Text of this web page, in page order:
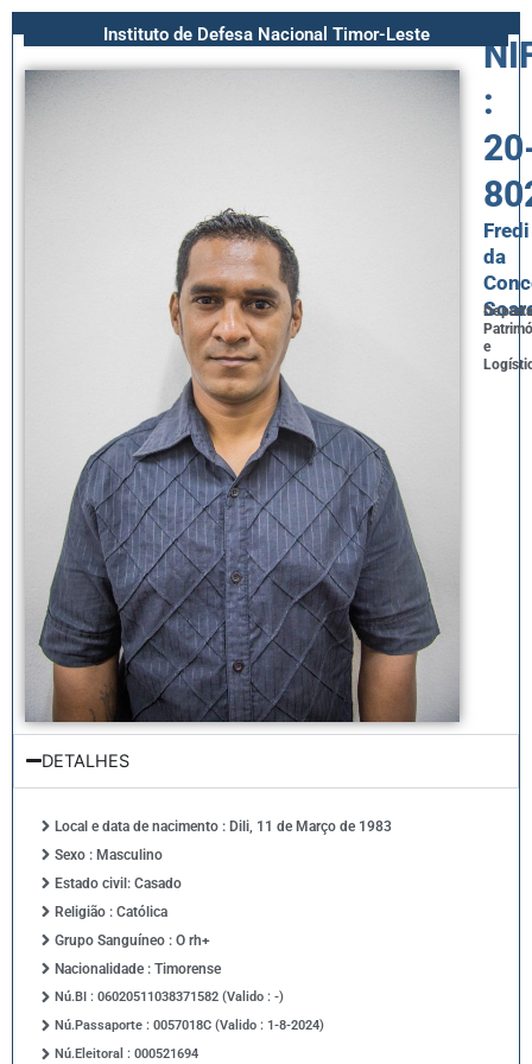
Instituto de Defesa Nacional Timor-Leste
:
Fredi
da
e
DETALHES
Local e data de nacimento : Dili, 11 de Março de 1983
Sexo : Masculino
Estado civil: Casado
Religião : Católica
Grupo Sanguíneo : O rh+
Nacionalidade : Timorense
Nú.BI : 06020511038371582 (Valido : -)
Nú.Passaporte : 0057018C (Valido : 1-8-2024)
Nú.Eleitoral : 000521694